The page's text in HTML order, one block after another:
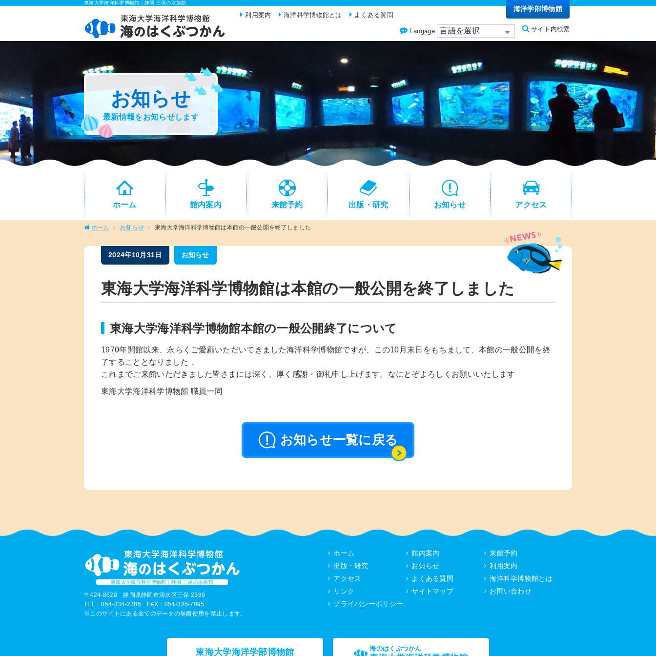
東海大学海洋科学博物館｜静岡 三保の水族館
海洋学部博物館
利用案内 海洋科学博物館とは よくある質問
Langage 言語を選択 サイト内検索
お知らせ
最新情報をお知らせします
ホーム 館内案内 来館予約 出版・研究 お知らせ アクセス
ホーム お知らせ 東海大学海洋科学博物館は本館の一般公開を終了しました
2024年10月31日 お知らせ
東海大学海洋科学博物館は本館の一般公開を終了しました
東海大学海洋科学博物館本館の一般公開終了について
1970年開館以来、永らくご愛顧いただいてきました海洋科学博物館ですが、この10月末日をもちまして、本館の一般公開を終
了することとなりました．
これまでご来館いただきました皆さまには深く、厚く感謝・御礼申し上げます。なにとぞよろしくお願いいたします
東海大学海洋科学博物館 職員一同
お知らせ一覧に戻る
東海大学海洋科学博物館｜静岡 三保の水族館
〒424-8620 静岡県静岡市清水区三保 2389
TEL：054-334-2385 FAX：054-335-7095
※このサイトにある全てのデータの無断使用を禁止します。
ホーム 館内案内
来館予約
出版・研究
お知らせ
利用案内
アクセス
よくある質問
海洋科学博物館とは
リンク
サイトマップ
お問い合わせ
プライバシーポリシー
東海大学海洋学部博物館 海のはくぶつかん